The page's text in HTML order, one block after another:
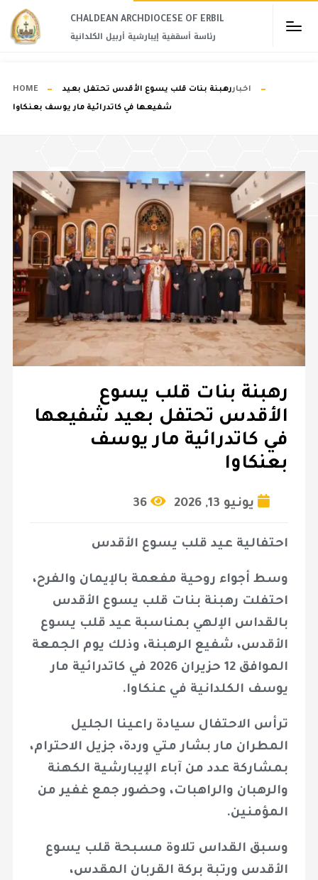
CHALDEAN ARCHDIOCESE OF ERBIL​
رئاسة أسقفية إيبارشية أربيل الكلدانية
HOME اخباررهبنة بنات قلب يسوع الأقدس تحتفل بعيد
شفيعها في كاتدرائية مار يوسف بعنكاوا
رهبنة بنات قلب يسوع
الأقدس تحتفل بعيد شفيعها
في كاتدرائية مار يوسف
بعنكاوا
يونيو 13, 2026 36
احتفالية عيد قلب يسوع الأقدس
وسط أجواء روحية مفعمة بالإيمان والفرح،
احتفلت رهبنة بنات قلب يسوع الأقدس
بالقداس الإلهي بمناسبة عيد قلب يسوع
الأقدس، شفيع الرهبنة، وذلك يوم الجمعة
الموافق 12 حزيران 2026 في كاتدرائية مار
يوسف الكلدانية في عنكاوا.
ترأس الاحتفال سيادة راعينا الجليل
المطران مار بشار متي وردة، جزيل الاحترام،
بمشاركة عدد من آباء الإيبارشية الكهنة
والرهبان والراهبات، وحضور جمع غفير من
المؤمنين.
وسبق القداس تلاوة مسبحة قلب يسوع
الأقدس ورتبة بركة القربان المقدس،